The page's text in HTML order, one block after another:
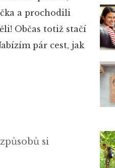
a prochodili
Občas totiž stačí
pár cest, jak
si